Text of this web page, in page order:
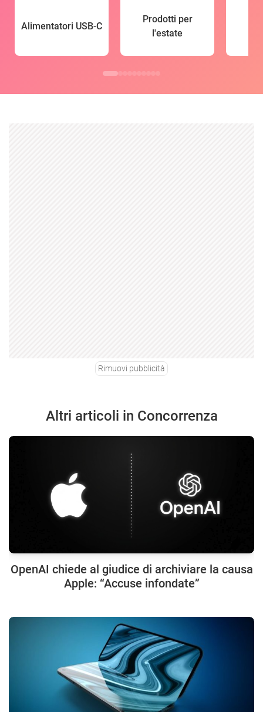
Alimentatori USB-C
Prodotti per
l'estate
Rimuovi pubblicità
Altri articoli in Concorrenza
OpenAI chiede al giudice di archiviare la causa
Apple: “Accuse infondate”